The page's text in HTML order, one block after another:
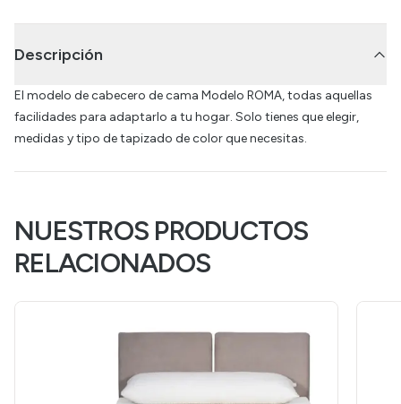
Descripción
El modelo de cabecero de cama Modelo ROMA, todas aquellas
facilidades para adaptarlo a tu hogar. Solo tienes que elegir,
medidas y tipo de tapizado de color que necesitas.
NUESTROS PRODUCTOS
RELACIONADOS